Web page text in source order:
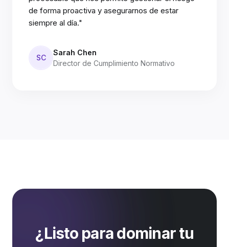
de forma proactiva y asegurarnos de estar
siempre al día."
SC
Sarah Chen
Director de Cumplimiento Normativo
¿Listo para dominar tu